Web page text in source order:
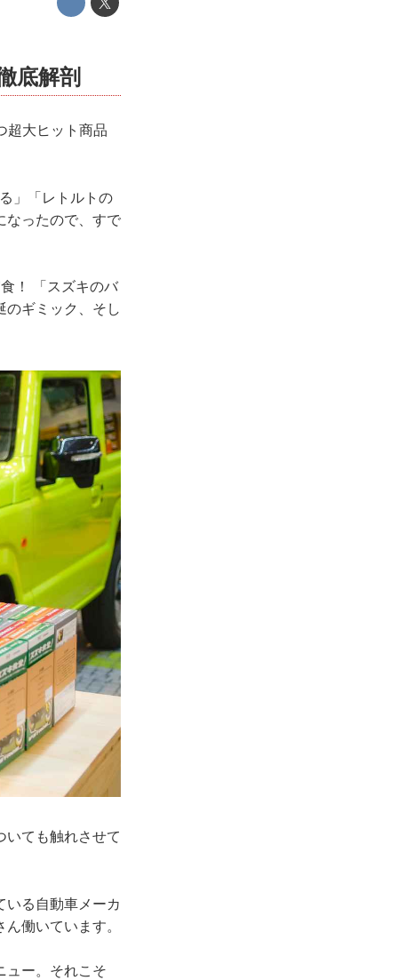
底解剖
超大ヒット商品
」「レトルトの
なったので、すで
！ 「スズキのバ
のギミック、そし
いても触れさせて
いる自動車メーカ
働いています。
ュー。それこそ